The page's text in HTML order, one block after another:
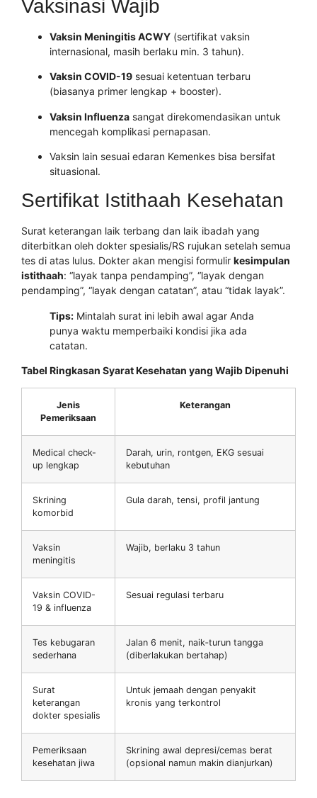
Vaksinasi Wajib
Vaksin Meningitis ACWY (sertifikat vaksin
internasional, masih berlaku min. 3 tahun).
Vaksin COVID-19 sesuai ketentuan terbaru
(biasanya primer lengkap + booster).
Vaksin Influenza sangat direkomendasikan untuk
mencegah komplikasi pernapasan.
Vaksin lain sesuai edaran Kemenkes bisa bersifat
situasional.
Sertifikat Istithaah Kesehatan
Surat keterangan laik terbang dan laik ibadah yang
diterbitkan oleh dokter spesialis/RS rujukan setelah semua
tes di atas lulus. Dokter akan mengisi formulir kesimpulan
istithaah: “layak tanpa pendamping”, “layak dengan
pendamping”, “layak dengan catatan”, atau “tidak layak”.
Tips: Mintalah surat ini lebih awal agar Anda
punya waktu memperbaiki kondisi jika ada
catatan.
Tabel Ringkasan Syarat Kesehatan yang Wajib Dipenuhi
Jenis
Pemeriksaan
Keterangan
Medical check-
up lengkap
Darah, urin, rontgen, EKG sesuai
kebutuhan
Skrining
komorbid
Gula darah, tensi, profil jantung
Vaksin
meningitis
Wajib, berlaku 3 tahun
Vaksin COVID-
19 & influenza
Sesuai regulasi terbaru
Tes kebugaran
sederhana
Jalan 6 menit, naik‑turun tangga
(diberlakukan bertahap)
Surat
keterangan
dokter spesialis
Untuk jemaah dengan penyakit
kronis yang terkontrol
Pemeriksaan
kesehatan jiwa
Skrining awal depresi/cemas berat
(opsional namun makin dianjurkan)